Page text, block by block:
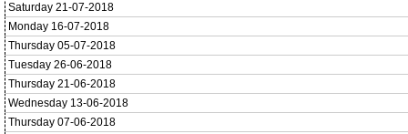
Saturday 21-07-2018
Monday 16-07-2018
Thursday 05-07-2018
Tuesday 26-06-2018
Thursday 21-06-2018
Wednesday 13-06-2018
Thursday 07-06-2018